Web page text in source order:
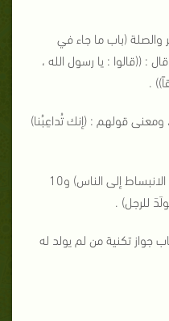
3 :241 في البر والصلة (باب ما جاء في
: ((قالوا : يا رسول الله ،
.
قولهم : (إنك تُداعِبُنا)
1 ـ 1 :526 في كتاب الأدب (باب الانبساط إلى الناس) و10
(باب جواز تكنية من لم يولد له